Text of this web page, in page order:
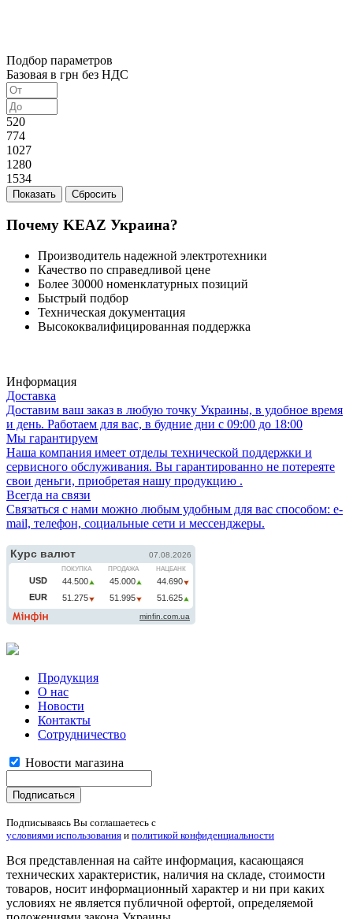
Подбор параметров
Базовая в грн без НДС
520
774
1027
1280
1534
Почему KEAZ Украина?
Производитель надежной электротехники
Качество по справедливой цене
Более 30000 номенклатурных позиций
Быстрый подбор
Техническая документация
Высококвалифицированная поддержка
Информация
Доставка
Доставим ваш заказ в любую точку Украины, в удобное время
и день. Работаем для вас, в будние дни с 09:00 до 18:00
Мы гарантируем
Наша компания имеет отделы технической поддержки и
сервисного обслуживания. Вы гарантированно не потереяте
свои деньги, приобретая нашу продукцию .
Всегда на связи
Связаться с нами можно любым удобным для вас способом: e-
mail, телефон, социальные сети и мессенджеры.
Продукция
О нас
Новости
Контакты
Сотрудничество
Новости магазина
Подписываясь Вы соглашаетесь с
условиями использования и политикой конфиденциальности
Вся представленная на сайте информация, касающаяся
технических характеристик, наличия на складе, стоимости
товаров, носит информационный характер и ни при каких
условиях не является публичной офертой, определяемой